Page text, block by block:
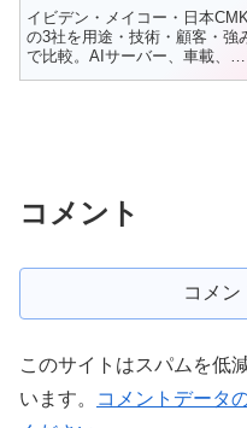
術領域を設計者視点で解説
イビデン・メイコー・日本
の3社を用途・技術・顧客・強
で比較。AIサーバー、車載、通
信など各社の得意領域を基板設
コメント
コメン
このサイトはスパムを低
います。
コメントデータ